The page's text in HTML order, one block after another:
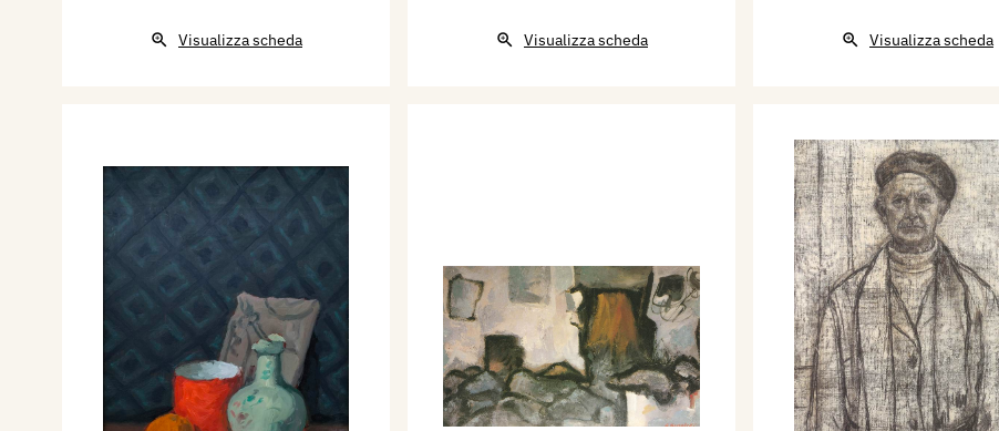
Visualizza scheda Visualizza scheda Visualizza scheda